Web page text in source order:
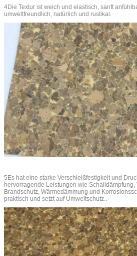
4Die Textur ist weich und elastisch, sanft
umweltfreundlich, natürlich und rustikal.
5Es hat eine starke Verschleißfestigkeit und
hervorragende Leistungen wie
Brandschutz, Wärmedämmung und
praktisch und setzt auf Umweltschutz..